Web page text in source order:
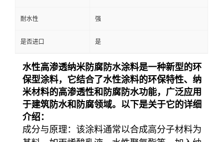
耐水性 强
是否进口 是
水性高渗透纳米防腐防水涂料是一种新型的环
保型涂料，它结合了水性涂料的环保特性、纳
米材料的高渗透性和防腐防水功能，广泛应用
于建筑防水和防腐领域。以下是关于它的详细
介绍：
成分与原理 ：该涂料通常以合成高分子材料为